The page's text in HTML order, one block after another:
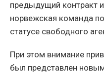
предыдущий контракт
норвежская команда
статусе свободного
При этом внимание
был представлен